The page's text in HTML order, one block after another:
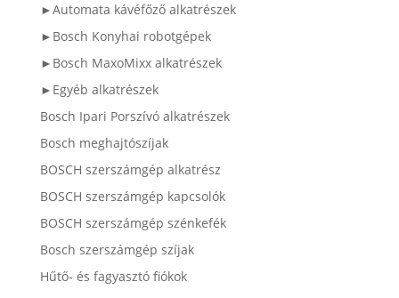
►Automata kávéfőző alkatrészek
►Bosch Konyhai robotgépek
►Bosch MaxoMixx alkatrészek
►Egyéb alkatrészek
Bosch Ipari Porszívó alkatrészek
Bosch meghajtószíjak
BOSCH szerszámgép alkatrész
BOSCH szerszámgép kapcsolók
BOSCH szerszámgép szénkefék
Bosch szerszámgép szíjak
Hűtő- és fagyasztó fiókok